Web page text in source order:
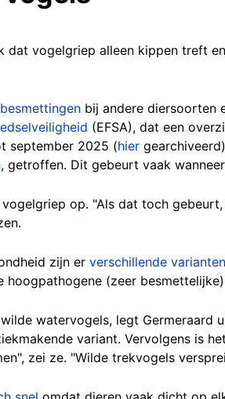
dat vogelgriep alleen kippen treft
besmettingen bij andere diersoorten
(EFSA), dat een
september 2025 (hier
, getroffen. Dit gebeurt vaak
op. "Als dat toch
zijn er verschillende varianten
(zeer
watervogels, legt Germeraard
variant. Vervolgens is
zei ze. "Wilde trekvogels